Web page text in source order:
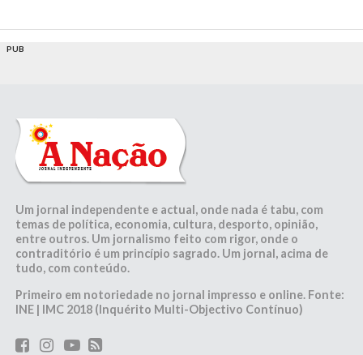
PUB
Um jornal independente e actual, onde nada é tabu, com
temas de política, economia, cultura, desporto, opinião,
entre outros. Um jornalismo feito com rigor, onde o
contraditório é um princípio sagrado. Um jornal, acima de
tudo, com conteúdo.
Primeiro em notoriedade no jornal impresso e online. Fonte:
INE | IMC 2018 (Inquérito Multi-Objectivo Contínuo)